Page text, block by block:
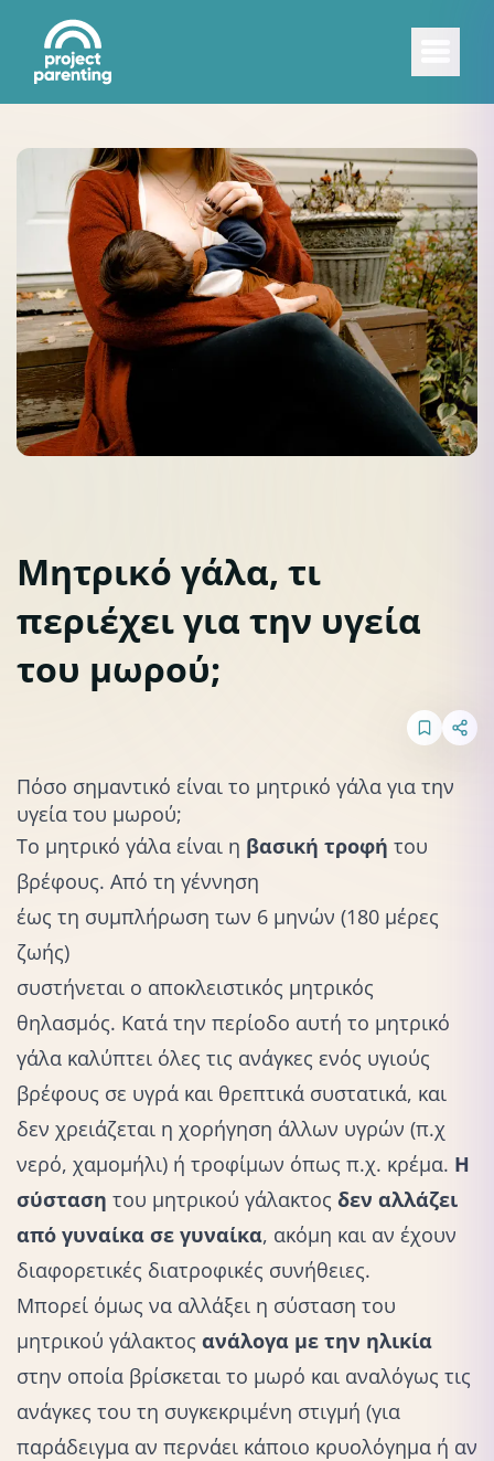
Θηλασμός
Μητρικό γάλα, τι
περιέχει για την υγεία
του μωρού;
Πόσο σημαντικό είναι το μητρικό γάλα για την
υγεία του μωρού;
Το μητρικό γάλα είναι η βασική τροφή του
βρέφους. Από τη γέννηση
έως τη συμπλήρωση των 6 μηνών (180 μέρες
ζωής)
συστήνεται ο αποκλειστικός μητρικός
θηλασμός. Κατά την περίοδο αυτή το μητρικό
γάλα καλύπτει όλες τις ανάγκες ενός υγιούς
βρέφους σε υγρά και θρεπτικά συστατικά, και
δεν χρειάζεται η χορήγηση άλλων υγρών (π.χ
νερό, χαμομήλι) ή τροφίμων όπως π.χ. κρέμα. Η
σύσταση του μητρικού γάλακτος δεν αλλάζει
από γυναίκα σε γυναίκα, ακόμη και αν έχουν
διαφορετικές διατροφικές συνήθειες.
Μπορεί όμως να αλλάξει η σύσταση του
μητρικού γάλακτος ανάλογα με την ηλικία
στην οποία βρίσκεται το μωρό και αναλόγως τις
ανάγκες του τη συγκεκριμένη στιγμή (για
παράδειγμα αν περνάει κάποιο κρυολόγημα ή αν